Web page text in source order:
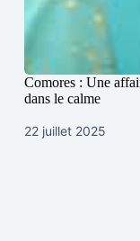
Comores : Une
dans le calme
22 juillet 2025